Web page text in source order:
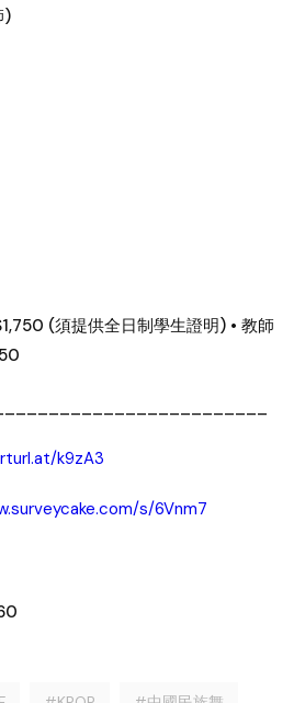
)
(須提供全日制學生證明) • 教師
k9zA3
s/6Vnm7